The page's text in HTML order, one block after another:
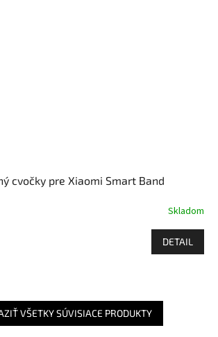
cvočky pre Xiaomi Smart Band
Skladom
DETAIL
VŠETKY SÚVISIACE PRODUKTY